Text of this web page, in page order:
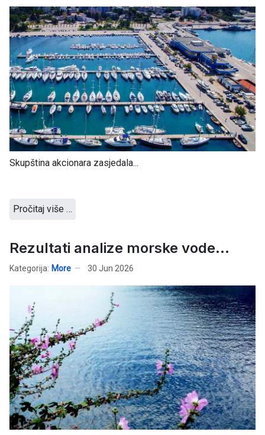
Skupština akcionara zasjedala...
Pročitaj više …
Rezultati analize morske vode...
Kategorija: More 30 Jun 2026